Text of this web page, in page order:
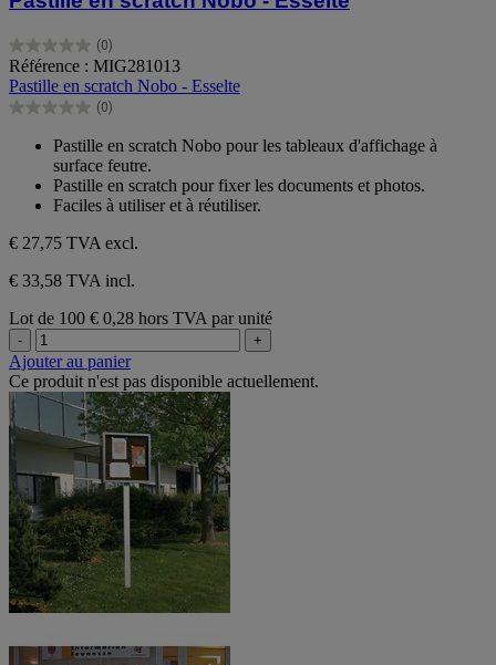
(0)
0.0
sur
5
étoiles.
Référence : MIG281013
Pastille en scratch Nobo - Esselte
(0)
0.0
étoiles.
Pastille en scratch Nobo pour les tableaux d'affichage à
surface feutre.
Pastille en scratch pour fixer les documents et photos.
Faciles à utiliser et à réutiliser.
€ 27,75 TVA excl.
€ 33,58 TVA incl.
Lot de 100 € 0,28 hors TVA par unité
- +
Ajouter au panier
Ce produit n'est pas disponible actuellement.